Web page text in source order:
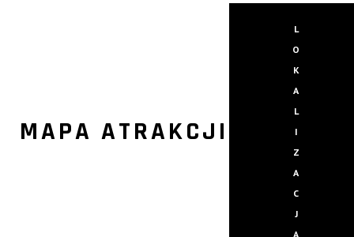
MAPA ATRAKCJI
L
O
K
A
L
I
Z
A
C
J
A